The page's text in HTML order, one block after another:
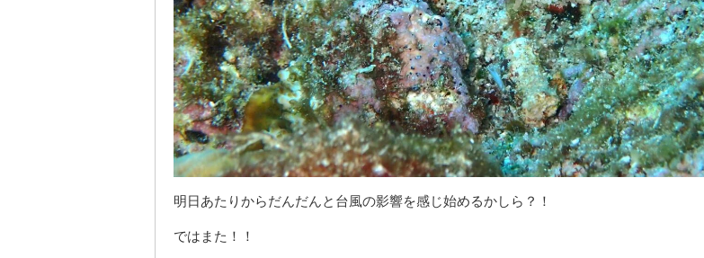
明日あたりからだんだんと台風の影響を感じ始めるかしら？！
ではまた！！